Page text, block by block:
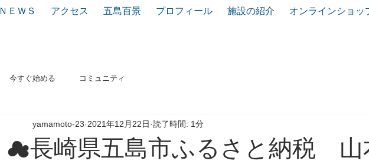
ＮＥＷＳ アクセス 五島百景 プロフィール 施設の紹介 オンラインショッ
今すぐ始める コミュニティ
☁長崎県五島市ふるさと納税 山
yamamoto-23 2021年12月22日 読了時間: 1分